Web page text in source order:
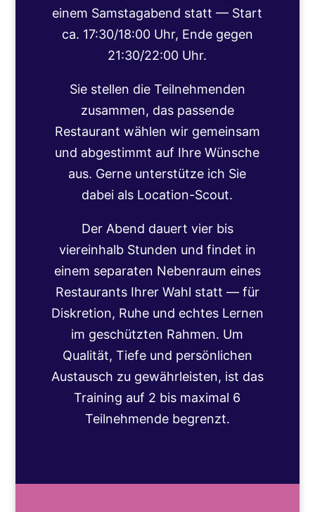
einem Samstagabend statt — Start
ca. 17:30/18:00 Uhr, Ende gegen
21:30/22:00 Uhr.
Sie stellen die Teilnehmenden
zusammen, das passende
Restaurant wählen wir gemeinsam
und abgestimmt auf Ihre Wünsche
aus. Gerne unterstütze ich Sie
dabei als Location-Scout.
Der Abend dauert vier bis
viereinhalb Stunden und findet in
einem separaten Nebenraum eines
Restaurants Ihrer Wahl statt — für
Diskretion, Ruhe und echtes Lernen
im geschützten Rahmen. Um
Qualität, Tiefe und persönlichen
Austausch zu gewährleisten, ist das
Training auf 2 bis maximal 6
Teilnehmende begrenzt.